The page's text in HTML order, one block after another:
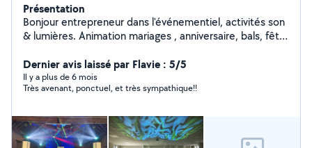
Présentation
Bonjour entrepreneur dans l'événementiel, activités son
& lumières. Animation mariages , anniversaire, bals, fête
Dernier avis laissé par Flavie : 5/5
Il y a plus de 6 mois
Très avenant, ponctuel, et très sympathique!!